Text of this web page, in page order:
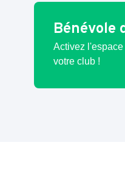
Bénévole
Activez
votre club !